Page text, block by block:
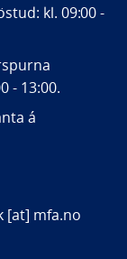
kl. 09:00 -
- 13:00.
á
[at] mfa.no